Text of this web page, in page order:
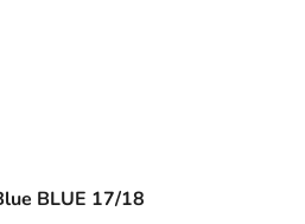
BLUE 17/18